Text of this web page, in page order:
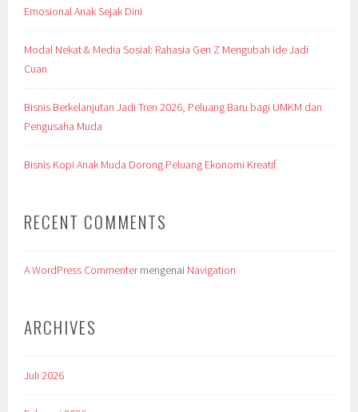
Emosional Anak Sejak Dini
Modal Nekat & Media Sosial: Rahasia Gen Z Mengubah Ide Jadi
Cuan
Bisnis Berkelanjutan Jadi Tren 2026, Peluang Baru bagi UMKM dan
Pengusaha Muda
Bisnis Kopi Anak Muda Dorong Peluang Ekonomi Kreatif
RECENT COMMENTS
A WordPress Commentermengenai Navigation
ARCHIVES
Juli 2026